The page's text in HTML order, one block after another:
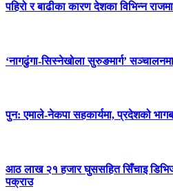
पहिरो र बाढीका कारण देशका विभिन्न
‘नागढुंगा-सिस्नेखोला सुरुङमार्ग’
पुन: एमाले-नेकपा सहकार्यमा, प्रदेशको
आठ लाख २१ हजार घुससहित सिँचाइ
पक्राउ